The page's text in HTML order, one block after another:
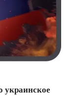
украинское